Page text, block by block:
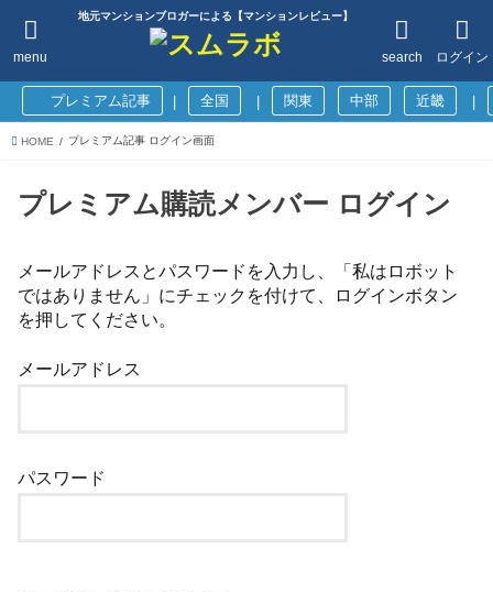
地元マンションブロガーによる【マンションレビュー】
ログイン
search
menu
プレミアム記事 全国 関東 中部 近畿
HOME プレミアム記事 ログイン画面
プレミアム購読メンバー ログイン
メールアドレスとパスワードを入力し、「私はロボット
ではありません」にチェックを付けて、ログインボタン
を押してください。
メールアドレス
パスワード